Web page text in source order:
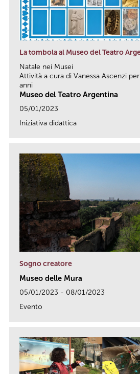
La tombola al Museo del Teatro
Natale nei Musei
Attività a cura di Vanessa Ascenzi
anni
Museo del Teatro Argentina
05/01/2023
Iniziativa didattica
Sogno creatore
Museo delle Mura
05/01/2023 - 08/01/2023
Evento